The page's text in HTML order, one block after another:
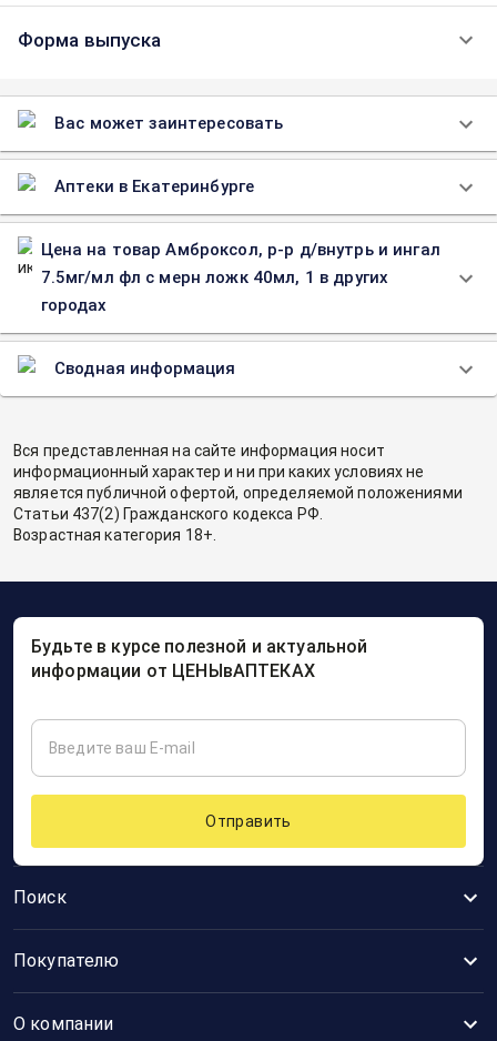
Форма выпуска
Вас может заинтересовать
Аптеки в Екатеринбурге
Цена на товар Амброксол, р-р д/внутрь и ингал
7.5мг/мл фл с мерн ложк 40мл, 1 в других
городах
Сводная информация
Вся представленная на сайте информация носит
информационный характер и ни при каких условиях не
является публичной офертой, определяемой положениями
Статьи 437(2) Гражданского кодекса РФ.
Возрастная категория 18+.
Поиск
Покупателю
О компании
Будьте в курсе полезной и актуальной
информации от ЦЕНЫвАПТЕКАХ
Отправить